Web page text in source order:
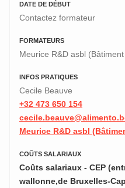
DATE DE DÉBUT
Contactez formateur
FORMATEURS
Meurice R&D asbl
INFOS PRATIQUES
Cecile Beauve
+32 473 650 154
Meurice R&D asbl
COÛTS SALARIAUX
Coûts salariaux - CEP
wallonne,de Bruxelles-